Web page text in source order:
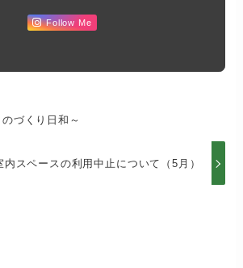
Follow Me
づくり日和～
内スペースの利用中止について（5月）